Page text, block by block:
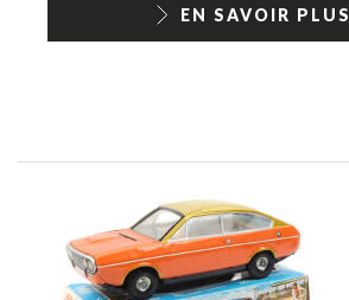
EN SAVOIR PLUS